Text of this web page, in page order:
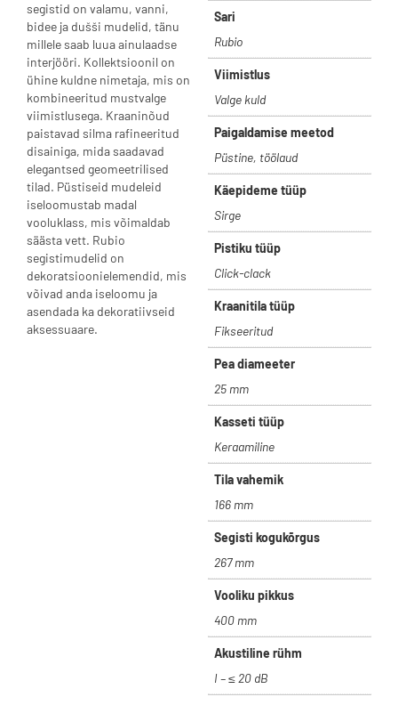
segistid on valamu, vanni,
bidee ja dušši mudelid, tänu
millele saab luua ainulaadse
interjööri. Kollektsioonil on
ühine kuldne nimetaja, mis on
kombineeritud mustvalge
viimistlusega. Kraaninõud
paistavad silma rafineeritud
disainiga, mida saadavad
elegantsed geomeetrilised
tilad. Püstiseid mudeleid
iseloomustab madal
vooluklass, mis võimaldab
säästa vett. Rubio
segistimudelid on
dekoratsioonielemendid, mis
võivad anda iseloomu ja
asendada ka dekoratiivseid
aksessuaare.
Sari
Rubio
Viimistlus
Valge kuld
Paigaldamise meetod
Püstine, töölaud
Käepideme tüüp
Sirge
Pistiku tüüp
Click-clack
Kraanitila tüüp
Fikseeritud
Pea diameeter
25 mm
Kasseti tüüp
Keraamiline
Tila vahemik
166 mm
Segisti kogukõrgus
267 mm
Vooliku pikkus
400 mm
Akustiline rühm
I – ≤ 20 dB